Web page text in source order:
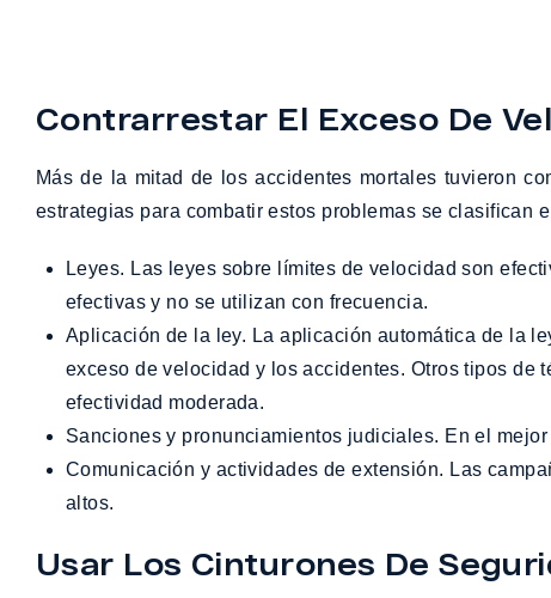
Contrarrestar El Exceso De
Más de la mitad de los accidentes mortales tuvieron
estrategias para combatir estos problemas se clasifican
Leyes. Las leyes sobre límites de velocidad son efectivas cuando se hacen cumplir. Las leyes dirigidas a la conducción agresiva o arriesgada no se consideran
efectivas y no se utilizan con frecuencia.
Aplicación de la ley. La aplicación automática de la ley, como las cámaras para detectar la velocidad, pueden reducir de manera efectiva la prevalencia del
exceso de velocidad y los accidentes. Otros tipos
efectividad moderada.
Sanciones y pronunciamientos judiciales. En el
Comunicación y actividades de extensión. Las campañas para informar al público sobre el cumplimiento de las leyes son efectivas, pero los costos pueden ser
altos.
Usar Los Cinturones De